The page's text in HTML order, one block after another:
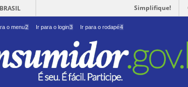
BRASIL Simplifique!
o menu2 Ir para o login3 Ir para o rodapé4